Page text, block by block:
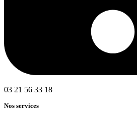
03 21 56 33 18
Nos services